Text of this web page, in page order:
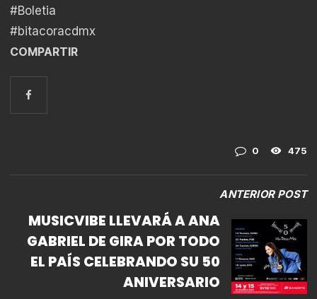
#Boletia
#bitacoracdmx
COMPARTIR
0 475
ANTERIOR POST
MUSICVIBE LLEVARÁ A ANA
GABRIEL DE GIRA POR TODO
EL PAÍS CELEBRANDO SU 50
ANIVERSARIO